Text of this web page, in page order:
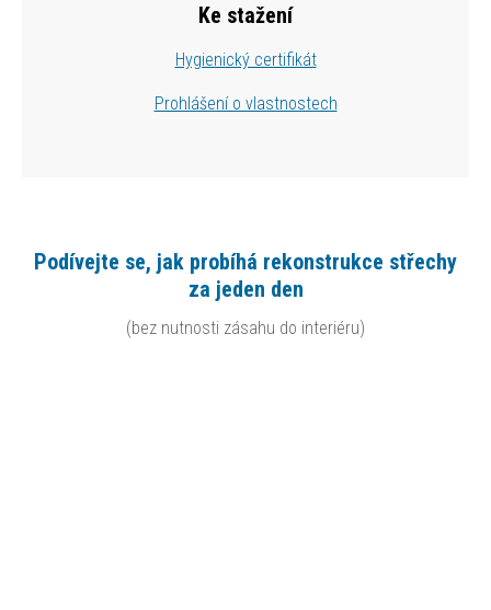
Ke stažení
Hygienický certifikát
Prohlášení o vlastnostech
Podívejte se, jak probíhá rekonstrukce střechy
za jeden den
(bez nutnosti zásahu do interiéru)